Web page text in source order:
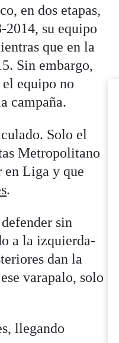
en dos etapas,
2014, su equipo
que en la
Sin embargo,
equipo no
campaña.
Solo el
Metropolitano
Liga y que
.
sin
a la izquierda-
dan la
varapalo, solo
llegando